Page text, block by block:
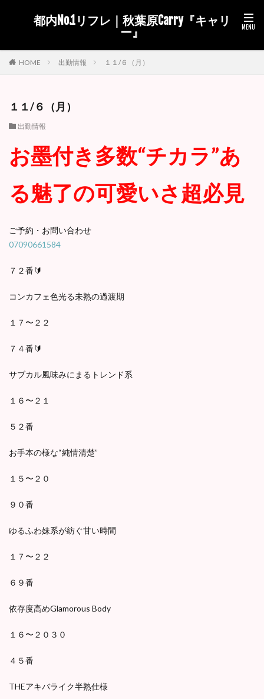
都内No.1リフレ｜秋葉原Carry『キャリ
ー』
HOME 出勤情報 １１/６（月）
１１/６（月）
出勤情報
お墨付き多数“チカラ”あ
る魅了の可愛いさ超必見
ご予約・お問い合わせ
07090661584
７２番🔰
コンカフェ色光る未熟の過渡期
１７〜２２
７４番🔰
サブカル風味みにまるトレンド系
１６〜２１
５２番
お手本の様な“純情清楚”
１５〜２０
９０番
ゆるふわ妹系が紡ぐ甘い時間
１７〜２２
６９番
依存度高めGlamorous Body
１６〜２０３０
４５番
THEアキバライク半熟仕様